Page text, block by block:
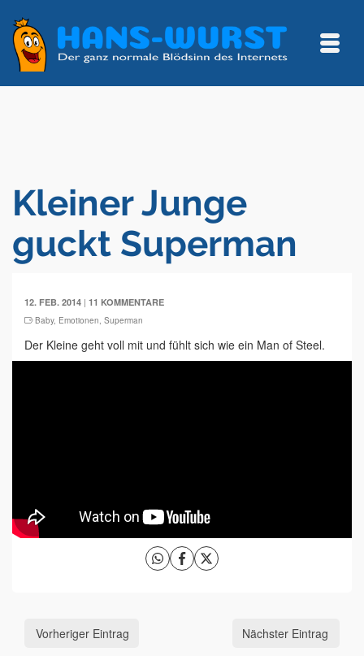
Kleiner Junge
guckt Superman
12. FEB. 2014 | 11 KOMMENTARE
Baby, Emotionen, Superman
Der Kleine geht voll mit und fühlt sich wie ein Man of Steel.
Vorheriger Eintrag Nächster Eintrag